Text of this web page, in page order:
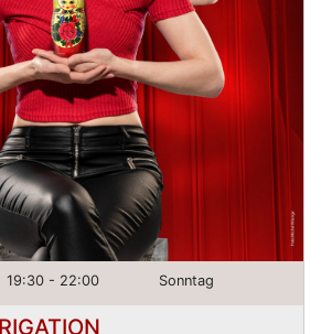
19:30 - 22:00 Sonntag